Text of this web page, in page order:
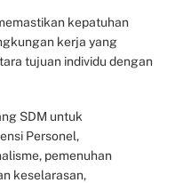
kepatuhan
kerja yang
tujuan individu dengan
SDM untuk
Personel,
pemenuhan
keselarasan,